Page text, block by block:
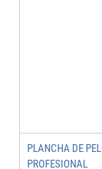
PLANCHA DE
PROFESIONAL